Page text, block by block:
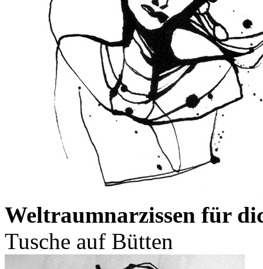
Weltraumnarzissen für
Tusche auf Bütten